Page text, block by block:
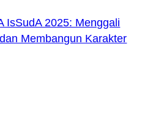
IsSudA 2025: Menggali
Membangun Karakter